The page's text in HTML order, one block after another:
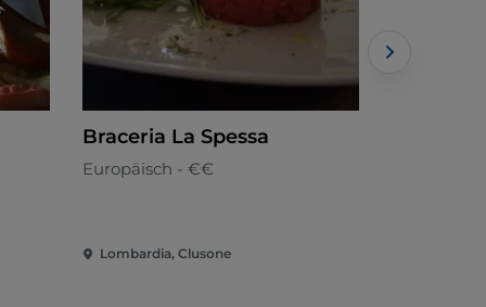
Braceria La Spessa
Europäisch - €€
Lombardia, Clusone